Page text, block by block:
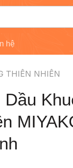
hệ
THIÊN NHIÊN
Dầu